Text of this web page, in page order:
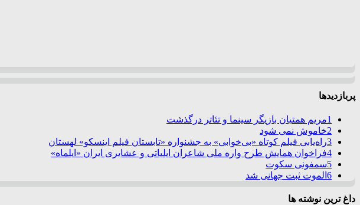
پربازدیدها
1مریم همتیان بازیگر سینما و تئاتر درگذشت
2خاموش نمی شود
3راه‌یابی فیلم کوتاه «بی‌خوابی» به جشنواره «تابستان فیلم اینسکو» لهستان
4فراخوان همایش طرح واره ملی شاعران ایلیاتی و عشایری ایران «ایلماه»
5سمفونی سکوت
6 الموت ثبت جهانی شد
داغ ترین نوشته ها